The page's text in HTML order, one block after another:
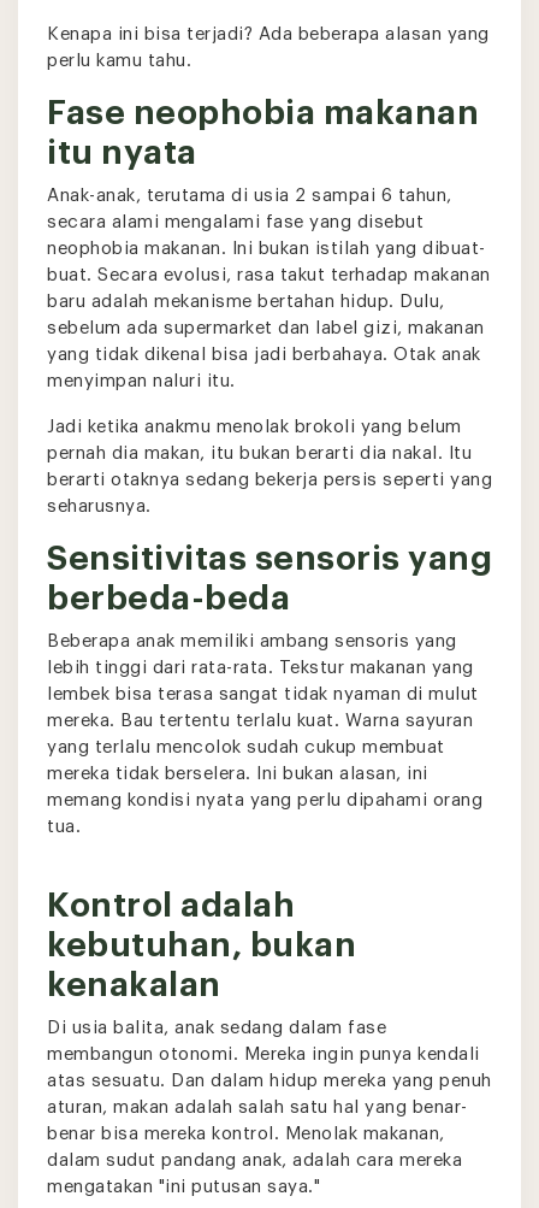
Kenapa ini bisa terjadi? Ada beberapa alasan yang
perlu kamu tahu.
Fase neophobia makanan
itu nyata
Anak-anak, terutama di usia 2 sampai 6 tahun,
secara alami mengalami fase yang disebut
neophobia makanan. Ini bukan istilah yang dibuat-
buat. Secara evolusi, rasa takut terhadap makanan
baru adalah mekanisme bertahan hidup. Dulu,
sebelum ada supermarket dan label gizi, makanan
yang tidak dikenal bisa jadi berbahaya. Otak anak
menyimpan naluri itu.
Jadi ketika anakmu menolak brokoli yang belum
pernah dia makan, itu bukan berarti dia nakal. Itu
berarti otaknya sedang bekerja persis seperti yang
seharusnya.
Sensitivitas sensoris yang
berbeda-beda
Beberapa anak memiliki ambang sensoris yang
lebih tinggi dari rata-rata. Tekstur makanan yang
lembek bisa terasa sangat tidak nyaman di mulut
mereka. Bau tertentu terlalu kuat. Warna sayuran
yang terlalu mencolok sudah cukup membuat
mereka tidak berselera. Ini bukan alasan, ini
memang kondisi nyata yang perlu dipahami orang
tua.
Kontrol adalah
kebutuhan, bukan
kenakalan
Di usia balita, anak sedang dalam fase
membangun otonomi. Mereka ingin punya kendali
atas sesuatu. Dan dalam hidup mereka yang penuh
aturan, makan adalah salah satu hal yang benar-
benar bisa mereka kontrol. Menolak makanan,
dalam sudut pandang anak, adalah cara mereka
mengatakan "ini putusan saya."